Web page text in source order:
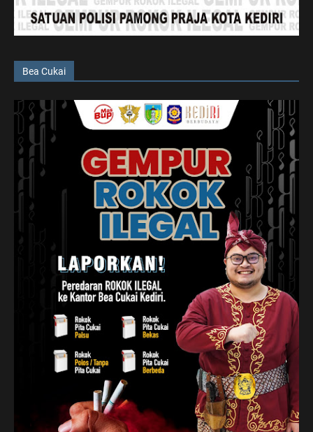
Bea Cukai